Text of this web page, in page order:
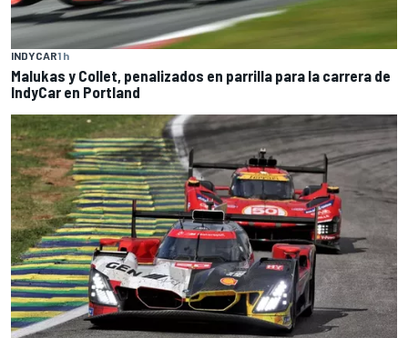
INDYCAR1 h
Malukas y Collet, penalizados en parrilla para la carrera de
IndyCar en Portland